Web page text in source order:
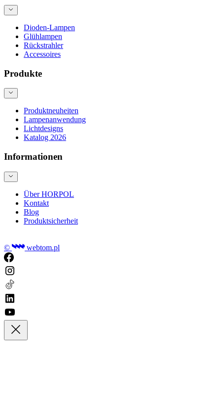
Dioden-Lampen
Glühlampen
Rückstrahler
Accessoires
Produkte
Produktneuheiten
Lampenanwendung
Lichtdesigns
Katalog 2026
Informationen
Über HORPOL
Kontakt
Blog
Produktsicherheit
© webtom.pl